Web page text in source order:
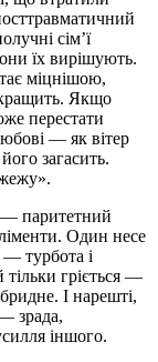
сім’ї
їх вирішують.
міцнішою,
Якщо
перестати
— як вітер
загасить.
— паритетний
Один несе
— турбота і
гріється —
І нарешті,
зрада,
іншого.